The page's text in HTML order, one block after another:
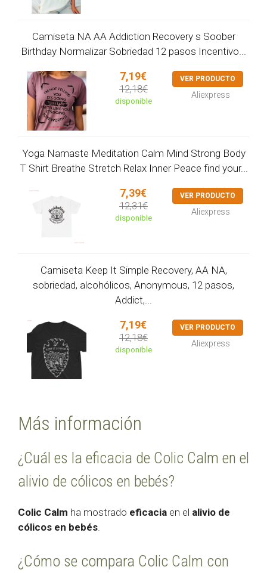
Camiseta NA AA Addiction Recovery s Soober
Birthday Normalizar Sobriedad 12 pasos Incentivo...
7,19€
12,18€
disponible
VER PRODUCTO
Aliexpress
Yoga Namaste Meditation Calm Mind Strong Body
T Shirt Breathe Stretch Relax Inner Peace find your...
7,39€
12,31€
disponible
VER PRODUCTO
Aliexpress
Camiseta Keep It Simple Recovery, AA NA,
sobriedad, alcohólicos, Anonymous, 12 pasos,
Addict,...
7,19€
12,18€
disponible
VER PRODUCTO
Aliexpress
Más información
¿Cuál es la eficacia de Colic Calm en el
alivio de cólicos en bebés?
Colic Calm ha mostrado eficacia en el alivio de
cólicos en bebés
¿Cómo se compara Colic Calm con